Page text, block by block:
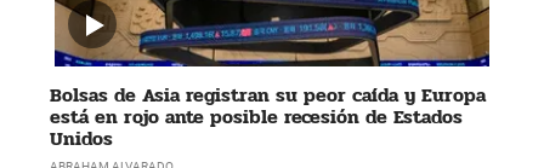
Bolsas de Asia registran su peor caída y Europa
está en rojo ante posible recesión de Estados
Unidos